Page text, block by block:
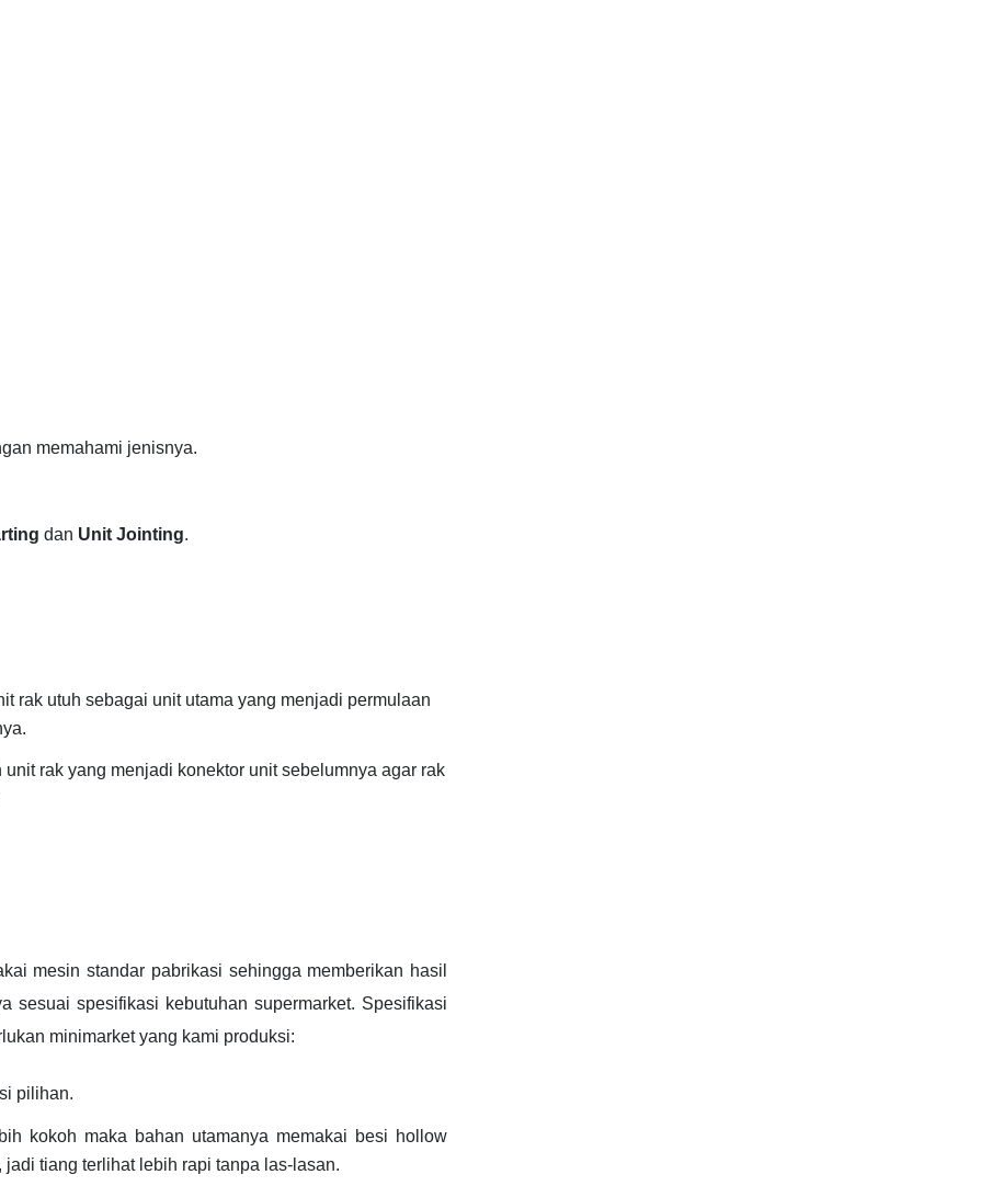
memahami jenisnya.
dan Unit Jointing.
rak utuh sebagai unit utama yang menjadi permulaan
rak yang menjadi konektor unit sebelumnya agar rak
mesin standar pabrikasi sehingga memberikan hasil
sesuai spesifikasi kebutuhan supermarket. Spesifikasi
minimarket yang kami produksi:
pilihan.
kokoh maka bahan utamanya memakai besi hollow
tiang terlihat lebih rapi tanpa las-lasan.